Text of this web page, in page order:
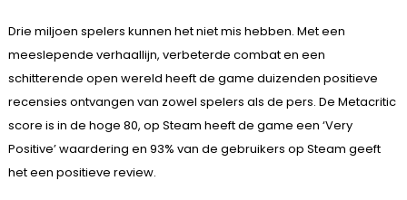
Drie miljoen spelers kunnen het niet mis hebben. Met een
meeslepende verhaallijn, verbeterde combat en een
schitterende open wereld heeft de game duizenden positieve
recensies ontvangen van zowel spelers als de pers. De Metacritic
score is in de hoge 80, op Steam heeft de game een ‘Very
Positive’ waardering en 93% van de gebruikers op Steam geeft
het een positieve review.